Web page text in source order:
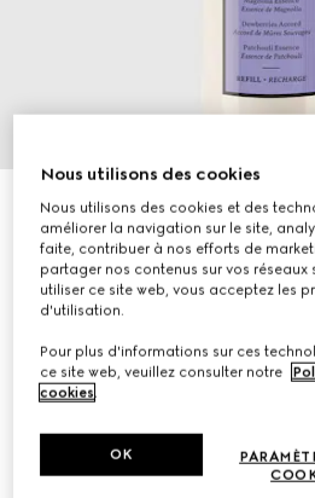
Gucci Flora Gorgeous Magnolia,
(recharge)
CHF 182
Nous utilisons des cookies
Nous utilisons des cookies et des
améliorer la navigation sur le site,
faite, contribuer à nos efforts de
partager nos contenus sur vos réseaux
utiliser ce site web, vous acceptez les
d'utilisation.
Pour plus d'informations sur ces
ce site web, veuillez consulter notre
cookies.
OK